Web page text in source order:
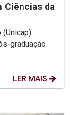
Ciências da
(Unicap)
graduação
LER MAIS